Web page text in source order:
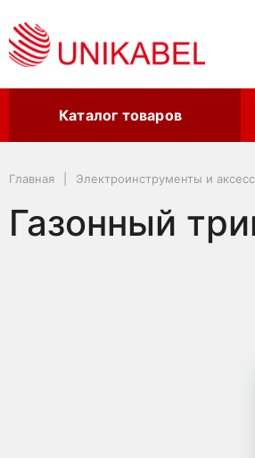
Каталог товаров
Главная Электроинструменты и
Газонный